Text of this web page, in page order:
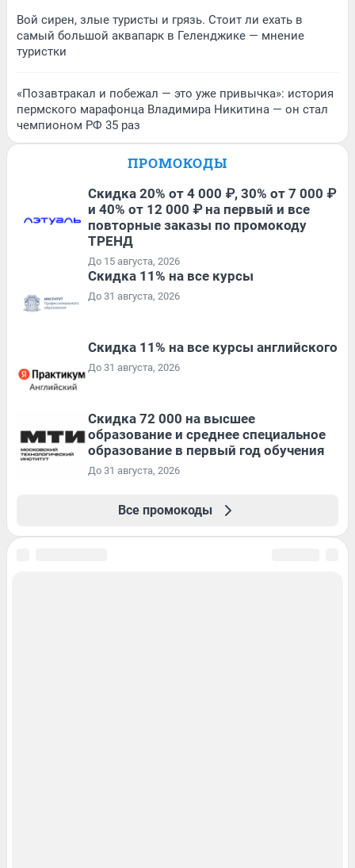
Вой сирен, злые туристы и грязь. Стоит ли ехать в
самый большой аквапарк в Геленджике — мнение
туристки
«Позавтракал и побежал — это уже привычка»: история
пермского марафонца Владимира Никитина — он стал
чемпионом РФ 35 раз
ПРОМОКОДЫ
Скидка 20% от 4 000 ₽, 30% от 7 000 ₽
и 40% от 12 000 ₽ на первый и все
повторные заказы по промокоду
ТРЕНД
До 15 августа, 2026
Скидка 11% на все курсы
До 31 августа, 2026
Скидка 11% на все курсы английского
До 31 августа, 2026
Скидка 72 000 на высшее
образование и среднее специальное
образование в первый год обучения
До 31 августа, 2026
Все промокоды